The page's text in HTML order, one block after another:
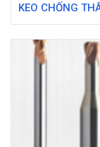
KEO CHỐNG